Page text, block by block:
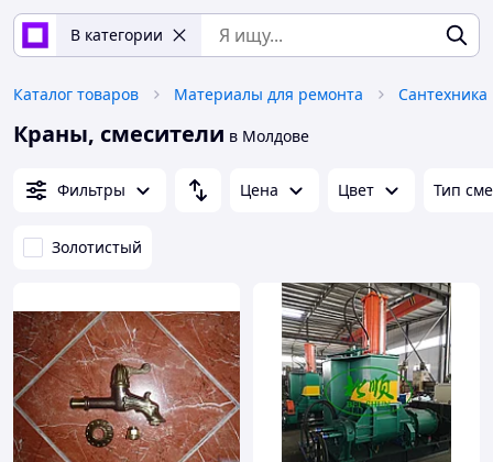
В категории
Каталог товаров Материалы для ремонта Сантехника
Краны, смесители в Молдове
Фильтры Цена Цвет Тип
Золотистый